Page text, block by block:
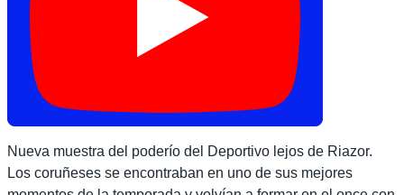
Nueva muestra del poderío del Deportivo lejos de Riazor.
Los coruñeses se encontraban en uno de sus mejores